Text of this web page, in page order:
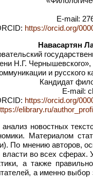
E-mail:
https://orcid.org/
Навасартян
Н.Г. Чернышевского»,
и русского
Кандидат
E-mail:
https://orcid.org/
elibrary.ru/
новостных
Материалом
По мнению авторов,
во всех сферах.
а также правильно
а именно выбор